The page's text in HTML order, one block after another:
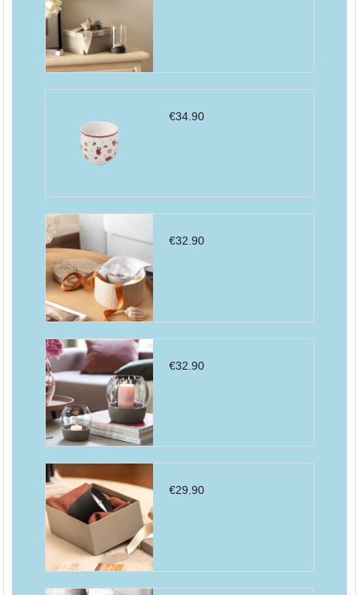
€34.90
€32.90
€32.90
€29.90